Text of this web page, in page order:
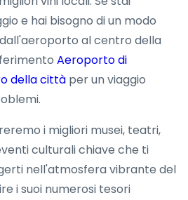
e hai bisogno di un modo
al centro della
Aeroporto di
della città per un viaggio
i migliori musei, teatri,
culturali chiave che ti
nell'atmosfera vibrante del
i suoi numerosi tesori